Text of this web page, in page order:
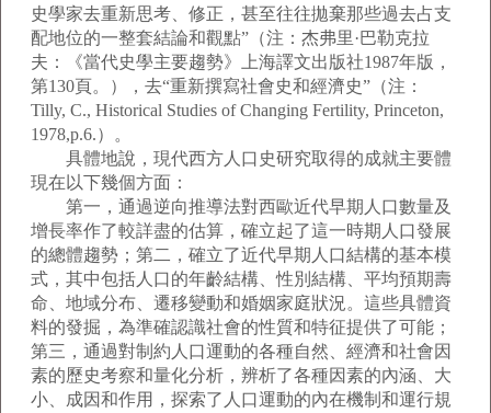
史學家去重新思考、修正，甚至往往拋棄那些過去占支
配地位的一整套結論和觀點”（注：杰弗里·巴勒克拉
夫：《當代史學主要趨勢》上海譯文出版社1987年版，
第130頁。），去“重新撰寫社會史和經濟史”（注：
Tilly, C., Historical Studies of Changing Fertility, Princeton,
1978,p.6.）。
具體地說，現代西方人口史研究取得的成就主要體
現在以下幾個方面：
第一，通過逆向推導法對西歐近代早期人口數量及
增長率作了較詳盡的估算，確立起了這一時期人口發展
的總體趨勢；第二，確立了近代早期人口結構的基本模
式，其中包括人口的年齡結構、性別結構、平均預期壽
命、地域分布、遷移變動和婚姻家庭狀況。這些具體資
料的發掘，為準確認識社會的性質和特征提供了可能；
第三，通過對制約人口運動的各種自然、經濟和社會因
素的歷史考察和量化分析，辨析了各種因素的內涵、大
小、成因和作用，探索了人口運動的內在機制和運行規